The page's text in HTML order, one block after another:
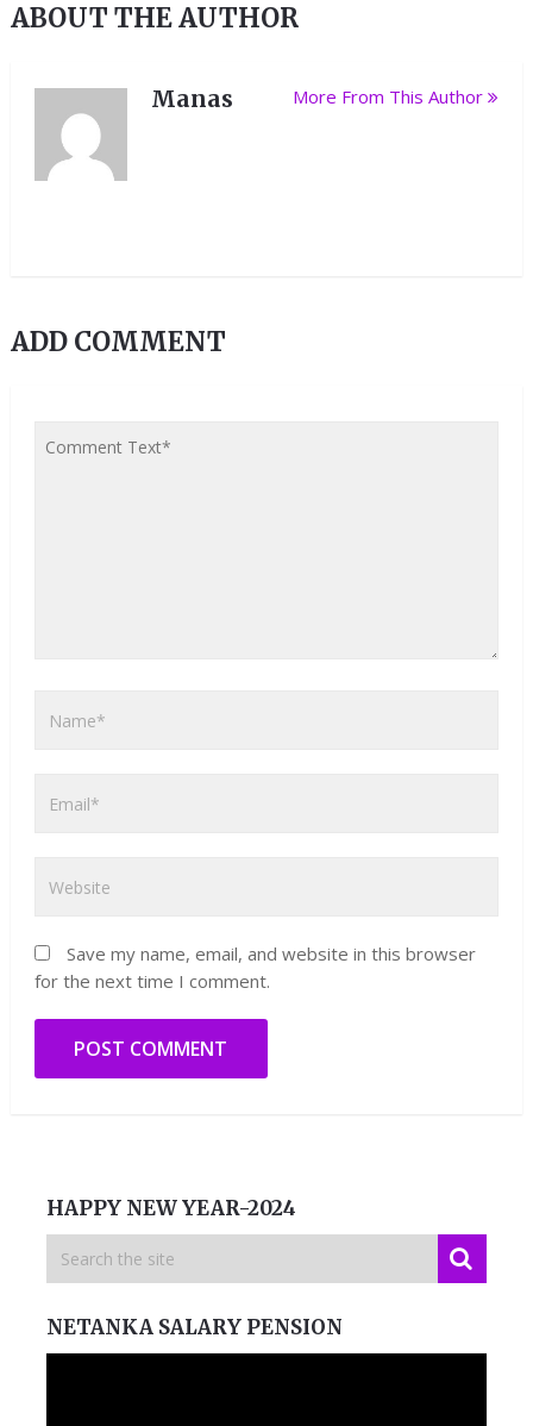
ABOUT THE AUTHOR
Manas More From This Author
ADD COMMENT
Save my name, email, and website in this browser
for the next time I comment.
HAPPY NEW YEAR-2024
NETANKA SALARY PENSION